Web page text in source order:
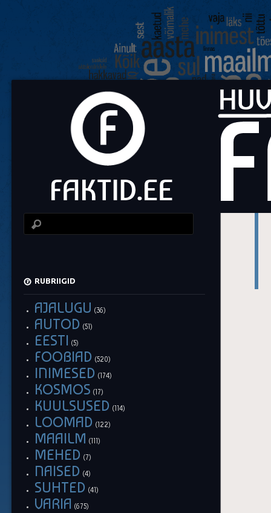
RUBRIIGID
AJALUGU (36)
AUTOD (51)
EESTI (5)
FOOBIAD (520)
INIMESED (174)
KOSMOS (17)
KUULSUSED (114)
LOOMAD (122)
MAAILM (111)
MEHED (7)
NAISED (4)
SUHTED (41)
VARIA (675)